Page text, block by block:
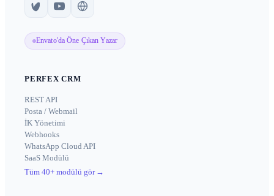
Envato'da Öne Çıkan Yazar
PERFEX CRM
REST API
Posta / Webmail
İK Yönetimi
Webhooks
WhatsApp Cloud API
SaaS Modülü
Tüm 40+ modülü gör →